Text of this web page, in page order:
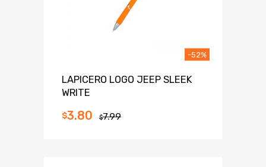
LAPICERO LOGO JEEP SLEEK
WRITE
$7.99
$3.80
-52%